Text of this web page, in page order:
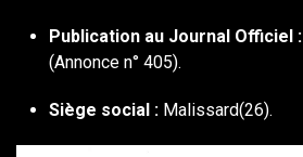
Publication au Journal Officiel :
(Annonce n° 405).
Siège social : Malissard(26).